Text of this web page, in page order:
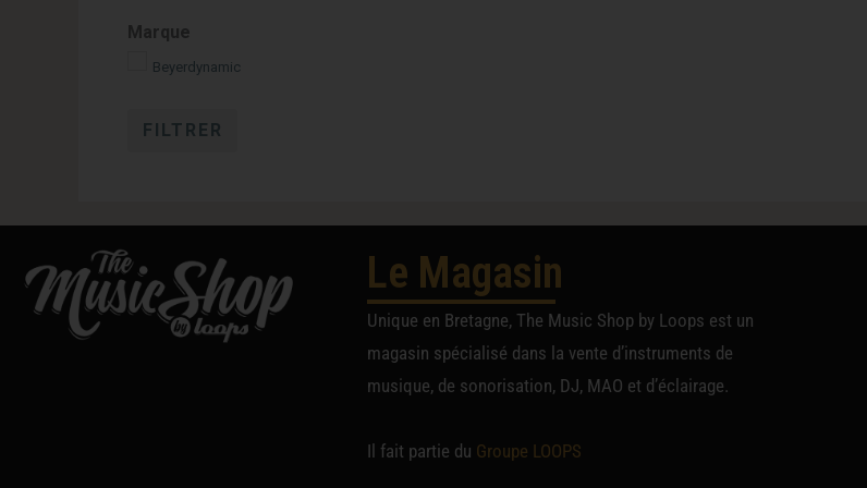
Noir
Marque
Beyerdynamic
FILTRER
Le Magasin
Unique en Bretagne, The Music Shop by Loops est un
magasin spécialisé dans la vente d’instruments de
musique, de sonorisation, DJ, MAO et d’éclairage.
Il fait partie du Groupe LOOPS